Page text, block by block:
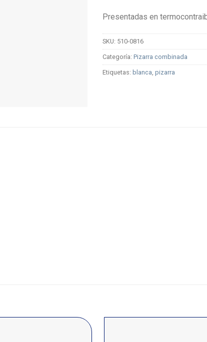
Presentadas en
SKU: 510-0816
Categoría: Pizarra combinada
Etiquetas: blanca pizarra